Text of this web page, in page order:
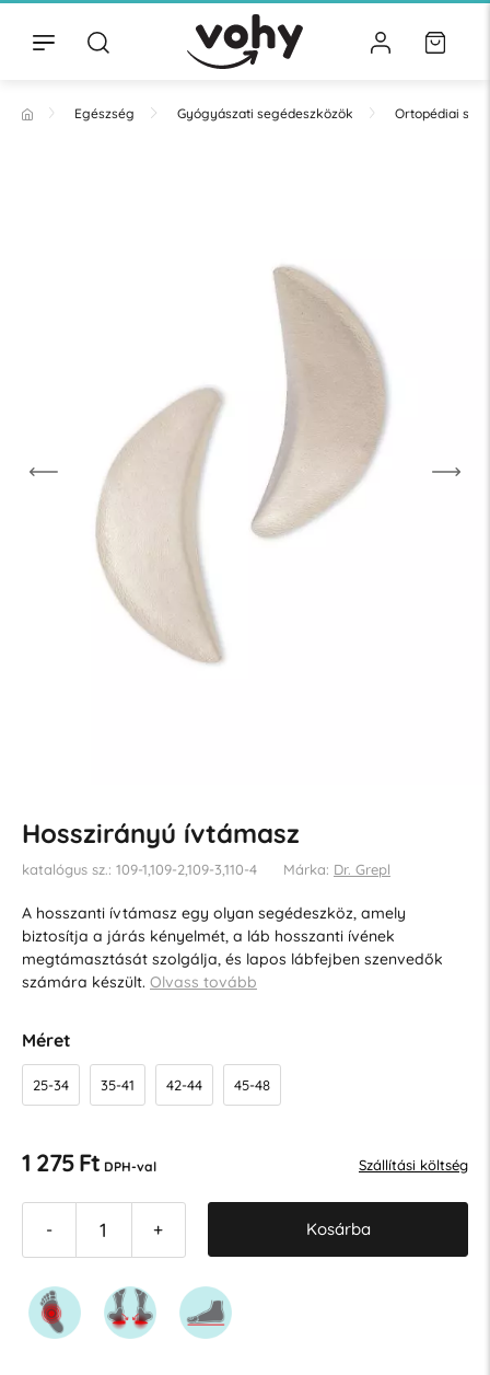
Egészség Gyógyászati segédeszközök Ortopédiai
Hosszirányú ívtámasz
katalógus sz.: 109-1,109-2,109-3,110-4 Márka: Dr. Grepl
A hosszanti ívtámasz egy olyan segédeszköz, amely
biztosítja a járás kényelmét, a láb hosszanti ívének
megtámasztását szolgálja, és lapos lábfejben szenvedők
számára készült. Olvass tovább
Méret
25-34 35-41 42-44 45-48
1 275 Ft DPH-val Szállítási költség
- + Kosárba